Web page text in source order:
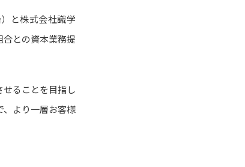
と株式会社識学
合との資本業務提
ることを目指し
、より一層お客様